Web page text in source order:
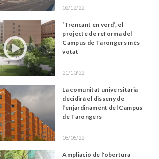
02/12/22
‘Trencant en verd’, el
projecte de reforma del
Campus de Tarongers més
votat
21/10/22
La comunitat universitària
decidirà el disseny de
l’enjardinament del Campus
de Tarongers
06/05/22
Ampliació de l'obertura